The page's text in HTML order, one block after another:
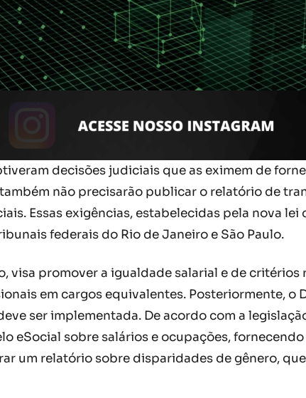
decisões judiciais que as eximem de
não precisarão publicar o relatório de
Essas exigências, estabelecidas pela nova
federais do Rio de Janeiro e São Paulo.
visa promover a igualdade salarial e de
em cargos equivalentes. Posteriormente, o
ser implementada. De acordo com a
eSocial sobre salários e ocupações,
um relatório sobre disparidades de gênero,